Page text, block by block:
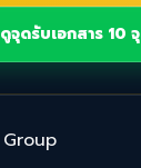
ดูจุดรับเอกสาร 10